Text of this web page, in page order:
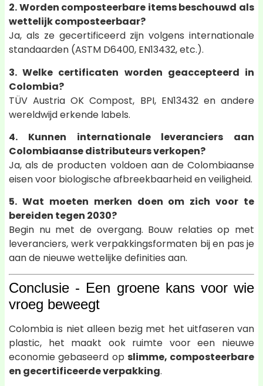
2. Worden composteerbare items beschouwd als
wettelijk composteerbaar?
Ja, als ze gecertificeerd zijn volgens internationale
standaarden (ASTM D6400, EN13432, etc.).
3. Welke certificaten worden geaccepteerd in
Colombia?
TÜV Austria OK Compost, BPI, EN13432 en andere
wereldwijd erkende labels.
4. Kunnen internationale leveranciers aan
Colombiaanse distributeurs verkopen?
Ja, als de producten voldoen aan de Colombiaanse
eisen voor biologische afbreekbaarheid en veiligheid.
5. Wat moeten merken doen om zich voor te
bereiden tegen 2030?
Begin nu met de overgang. Bouw relaties op met
leveranciers, werk verpakkingsformaten bij en pas je
aan de nieuwe wettelijke definities aan.
Conclusie - Een groene kans voor wie
vroeg beweegt
Colombia is niet alleen bezig met het uitfaseren van
plastic, het maakt ook ruimte voor een nieuwe
economie gebaseerd op slimme, composteerbare
en gecertificeerde verpakking.